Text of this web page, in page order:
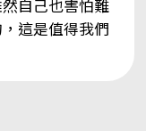
自己也害怕難
這是值得我們